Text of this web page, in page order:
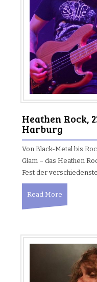
Heathen Rock,
Harburg
Von Black-Metal bis
Glam – das Heathen
Fest der
Read More